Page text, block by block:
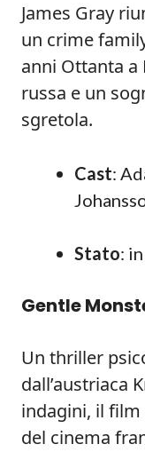
James Gray
un crime
anni Ottanta a
russa e un
sgretola.
Cast:
Stato:
Gentle
Un thriller
dall’austriaca
indagini, il
del cinema